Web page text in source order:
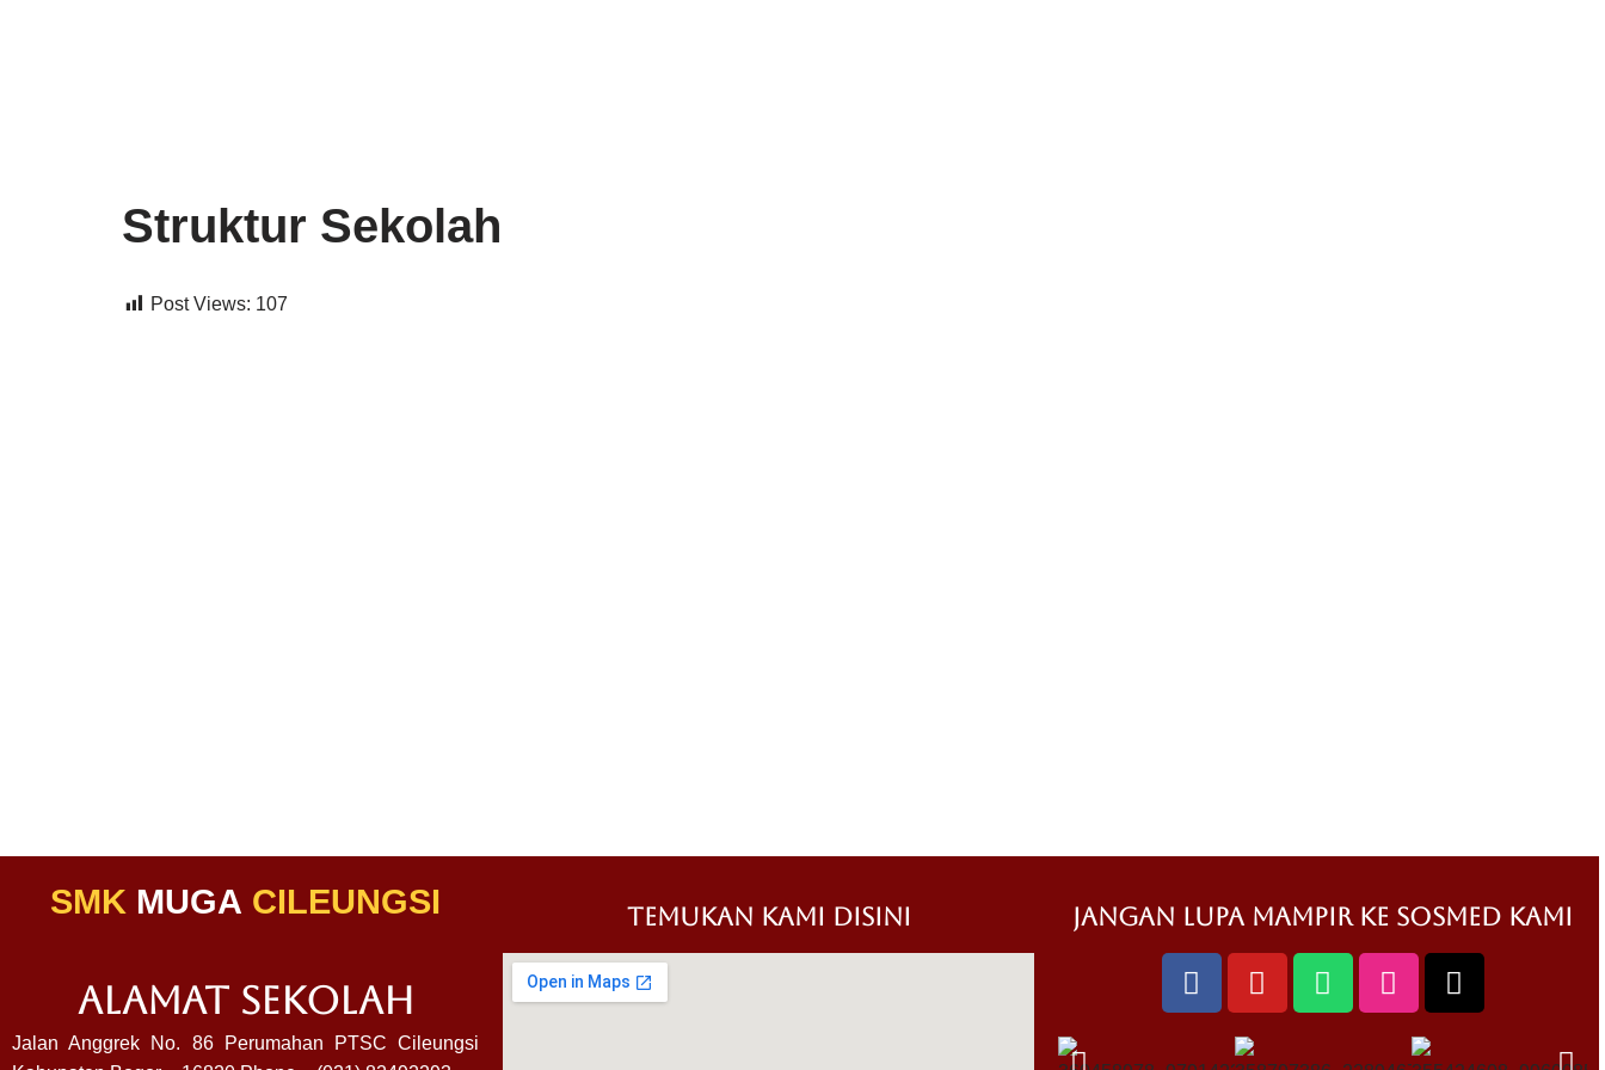
Struktur Sekolah
Post Views: 107
SMK MUGA CILEUNGSI
ALAMAT SEKOLAH
Jalan Anggrek No. 86 Perumahan PTSC Cileungsi
TEMUKAN KAMI DISINI jangan lupa mampir ke sosmed kami